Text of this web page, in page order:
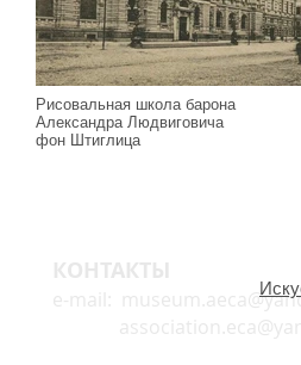
Рисовальная школа барона
Александра Людвиговича
фон Штиглица